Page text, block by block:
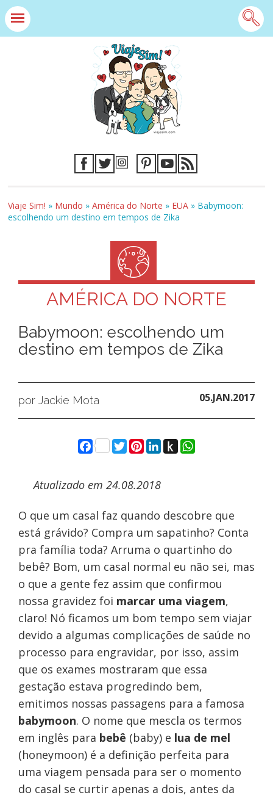
Viaje Sim! » Mundo »América do Norte » EUA » Babymoon:
escolhendo um destino em tempos de Zika
AMÉRICA DO NORTE
Babymoon: escolhendo um
destino em tempos de Zika
por Jackie Mota 05.JAN.2017
Facebook
Twitter
Pinterest
LinkedIn
Push
to
WhatsApp
Atualizado em 24.08.2018
O que um casal faz quando descobre que
está grávido? Compra um sapatinho? Conta
pra família toda? Arruma o quartinho do
bebê? Bom, um casal normal eu não sei, mas
o que a gente fez assim que confirmou
nossa gravidez foi marcar uma viagem,
claro! Nó ficamos um bom tempo sem viajar
devido a algumas complicações de saúde no
processo para engravidar, por isso, assim
que os exames mostraram que essa
gestação estava progredindo bem,
emitimos nossas passagens para a famosa
babymoon. O nome que mescla os termos
em inglês para bebê (baby) e lua de mel
(honeymoon) é a definição perfeita para
uma viagem pensada para ser o momento
do casal se curtir apenas a dois, antes da